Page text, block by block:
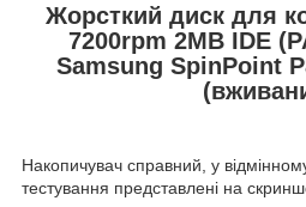
Жорсткий диск для
7200rpm 2MB IDE
Samsung SpinPoint
Накопичувач справний, у
тестування представлені на